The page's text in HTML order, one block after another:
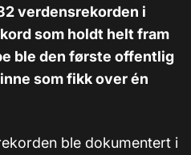
verdensrekorden i
som holdt helt fram
ble den første offentlig
som fikk over én
ble dokumentert i